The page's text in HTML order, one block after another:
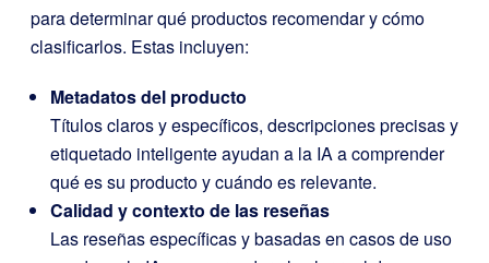
para determinar qué productos recomendar y cómo
clasificarlos. Estas incluyen:
Metadatos del producto
Títulos claros y específicos, descripciones precisas y
etiquetado inteligente ayudan a la IA a comprender
qué es su producto y cuándo es relevante.
Calidad y contexto de las reseñas
Las reseñas específicas y basadas en casos de uso